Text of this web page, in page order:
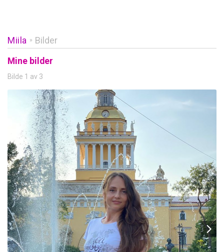
Miila » Bilder
Mine bilder
Bilde 1 av 3